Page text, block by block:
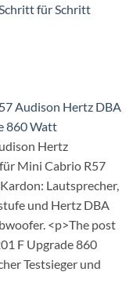
für Schritt
Audison Hertz DBA
860 Watt
Hertz
Mini Cabrio R57
Lautsprecher,
und Hertz DBA
<p>The post
F Upgrade 860
Testsieger und